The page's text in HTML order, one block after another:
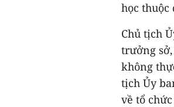
học thuộc
Chủ tịch
trưởng
không
tịch Ủy
về tổ